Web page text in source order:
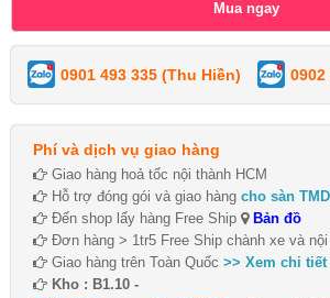
0901 493 335 (Thu Hiền) 0902
Phí và dịch vụ giao hàng
Giao hàng hoả tốc nội thành HCM
Hỗ trợ đóng gói và giao hàng cho sàn
Đến shop lấy hàng Free Ship
Bản đồ
Đơn hàng > 1tr5 Free Ship chành xe và
Giao hàng trên Toàn Quốc >> Xem chi tiết
Kho : B1.10 -